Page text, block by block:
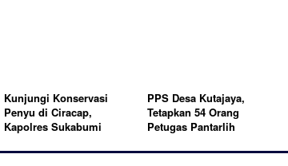
Kunjungi Konservasi
Penyu di Ciracap,
Kapolres Sukabumi
PPS Desa Kutajaya,
Tetapkan 54 Orang
Petugas Pantarlih